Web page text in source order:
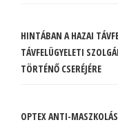
HINTÁBAN A HAZAI
TÁVFELÜGYELETI
TÖRTÉNŐ CSERÉJÉRE
OPTEX ANTI-